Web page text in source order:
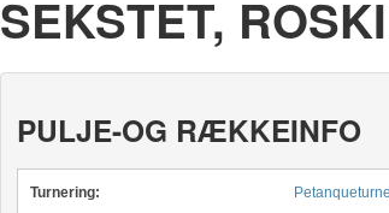
SEKSTET,
PULJE-OG RÆKKEINFO
Turnering: